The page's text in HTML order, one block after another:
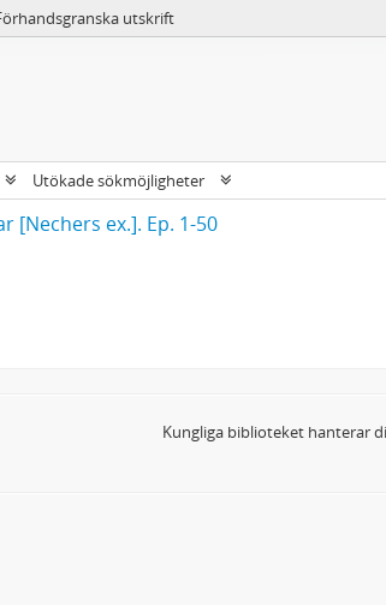
utskrift
Utökade sökmöjligheter
[Nechers ex.]. Ep. 1-50
Kungliga biblioteket hanterar